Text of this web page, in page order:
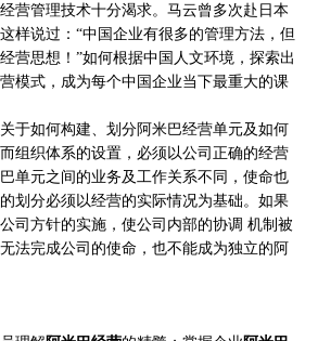
营管理技术十分渴求。马云曾多次赴日本
样说过：“中国企业有很多的管理方法，但
营思想！”如何根据中国人文环境，探索出
模式，成为每个中国企业当下最重大的课
于如何构建、划分阿米巴经营单元及如何
组织体系的设置，必须以公司正确的经营
单元之间的业务及工作关系不同，使命也
划分必须以经营的实际情况为基础。如果
司方针的实施，使公司内部的协调 机制被
法完成公司的使命，也不能成为独立的阿